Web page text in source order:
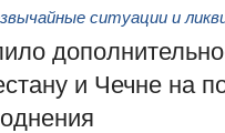
ситуации и
и Чечне на